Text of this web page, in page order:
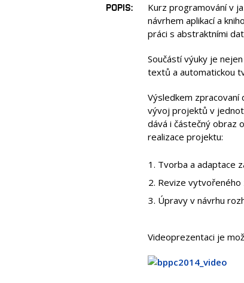
POPIS
Kurz programování v
návrhem aplikací a
práci s abstraktními
Součástí výuky je
textů a automatickou
Výsledkem zpracovaní
vývoj projektů v
dává i částečný obraz
realizace projektu:
Tvorba a adaptace
Revize vytvořeného
Úpravy v návrhu
Videoprezentaci je